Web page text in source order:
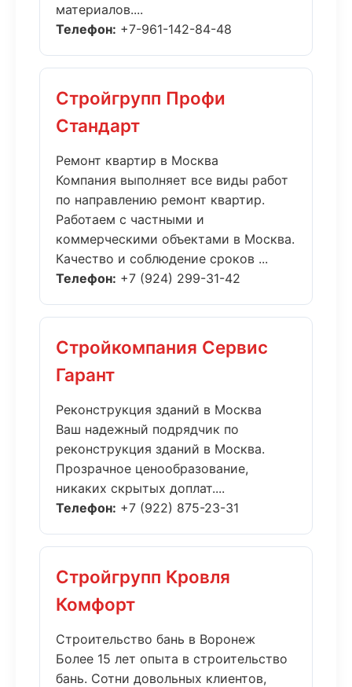
материалов....
Телефон: +7-961-142-84-48
Стройгрупп Профи
Стандарт
Ремонт квартир в Москва
Компания выполняет все виды работ
по направлению ремонт квартир.
Работаем с частными и
коммерческими объектами в Москва.
Качество и соблюдение сроков ...
Телефон: +7 (924) 299-31-42
Стройкомпания Сервис
Гарант
Реконструкция зданий в Москва
Ваш надежный подрядчик по
реконструкция зданий в Москва.
Прозрачное ценообразование,
никаких скрытых доплат....
Телефон: +7 (922) 875-23-31
Стройгрупп Кровля
Комфорт
Строительство бань в Воронеж
Более 15 лет опыта в строительство
бань. Сотни довольных клиентов,